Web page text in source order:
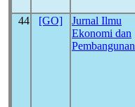
44 [GO]
Jurnal Ilmu
Ekonomi dan
Pembangunan